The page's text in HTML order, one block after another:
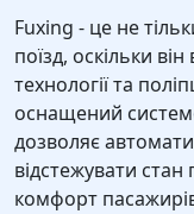
Fuxing - це не
поїзд, оскільки
технології та
оснащений
дозволяє
відстежувати стан
комфорт